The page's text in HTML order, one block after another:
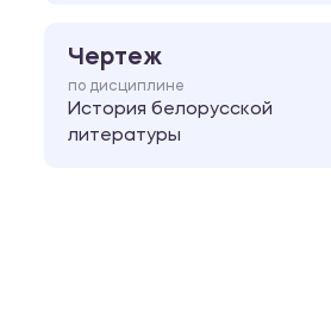
Чертеж
по дисциплине
История белорусской
литературы